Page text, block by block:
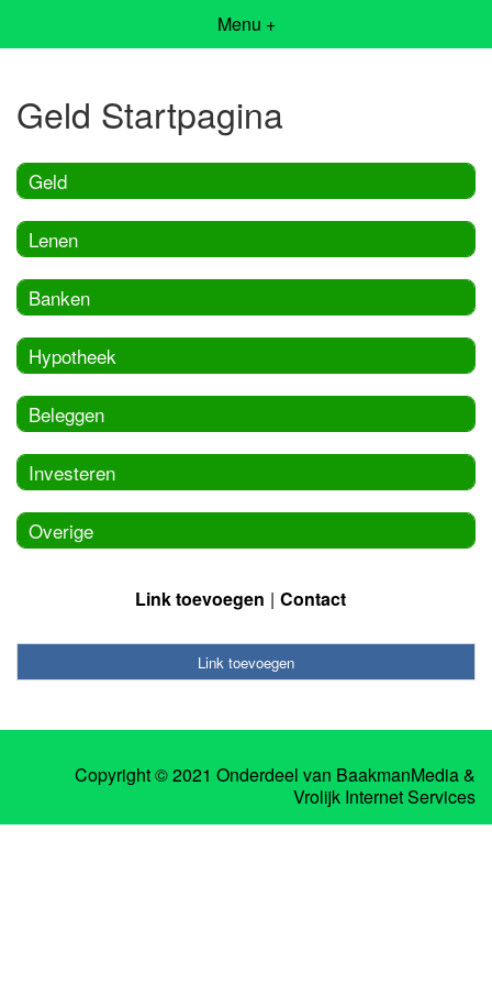
Menu +
Geld Startpagina
Geld
Lenen
Banken
Hypotheek
Beleggen
Investeren
Overige
Link toevoegen Contact
Link toevoegen
Copyright © 2021 Onderdeel van BaakmanMedia&
Vrolijk Internet Services